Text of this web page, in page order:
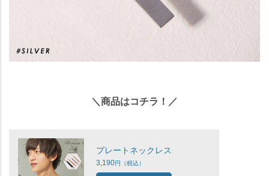
＼商品はコチラ！／
プレートネックレス
3,190